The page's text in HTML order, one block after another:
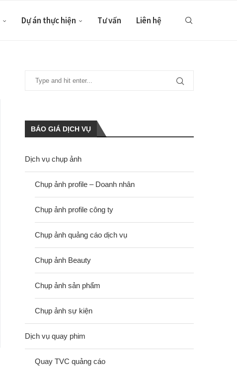
Dự án thực hiện Tư vấn Liên hệ
BÁO GIÁ DỊCH VỤ
Dịch vụ chụp ảnh
Chụp ảnh profile – Doanh nhân
Chụp ảnh profile công ty
Chụp ảnh quảng cáo dịch vụ
Chụp ảnh Beauty
Chụp ảnh sản phẩm
Chụp ảnh sự kiện
Dịch vụ quay phim
Quay TVC quảng cáo